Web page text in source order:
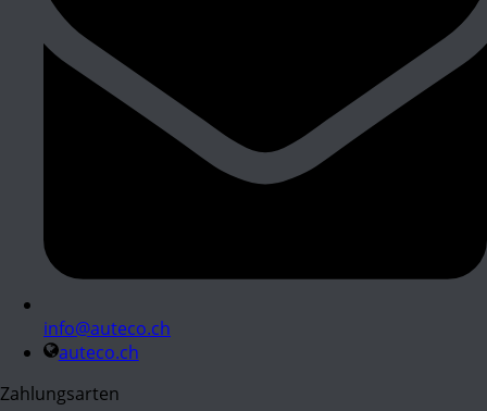
info@auteco.ch
auteco.ch
Zahlungsarten